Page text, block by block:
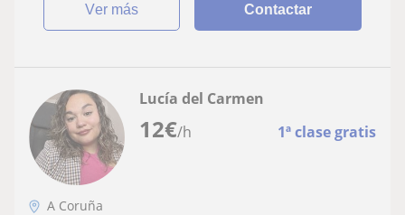
ver más Contactar
12€/h 1ª clase gratis
Lucía del Carmen
A Coruña